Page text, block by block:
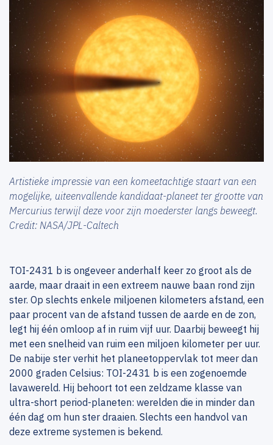
Artistieke impressie van een komeetachtige staart van een
mogelijke, uiteenvallende kandidaat-planeet ter grootte van
Mercurius terwijl deze voor zijn moederster langs beweegt.
Credit: NASA/JPL-Caltech
TOI-2431 b is ongeveer anderhalf keer zo groot als de
aarde, maar draait in een extreem nauwe baan rond zijn
ster. Op slechts enkele miljoenen kilometers afstand, een
paar procent van de afstand tussen de aarde en de zon,
legt hij één omloop af in ruim vijf uur. Daarbij beweegt hij
met een snelheid van ruim een miljoen kilometer per uur.
De nabije ster verhit het planeetoppervlak tot meer dan
2000 graden Celsius: TOI-2431 b is een zogenoemde
lavawereld. Hij behoort tot een zeldzame klasse van
ultra-short period-planeten: werelden die in minder dan
één dag om hun ster draaien. Slechts een handvol van
deze extreme systemen is bekend.